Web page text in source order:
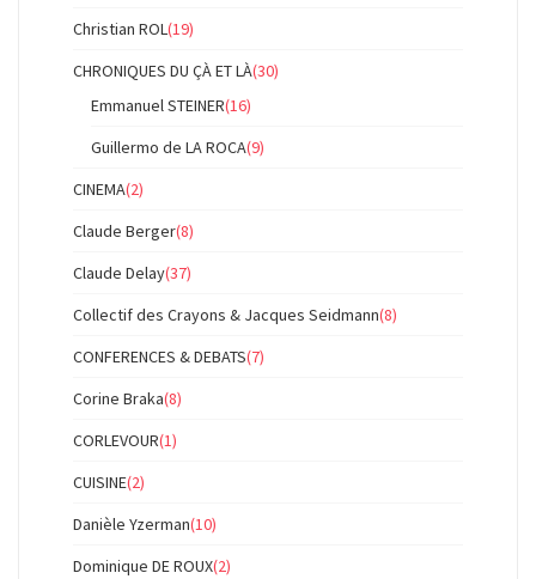
Christian ROL(19)
CHRONIQUES DU ÇÀ ET LÀ(30)
Emmanuel STEINER(16)
Guillermo de LA ROCA(9)
CINEMA(2)
Claude Berger(8)
Claude Delay(37)
Collectif des Crayons & Jacques Seidmann(8)
CONFERENCES & DEBATS(7)
Corine Braka(8)
CORLEVOUR(1)
CUISINE(2)
Danièle Yzerman(10)
Dominique DE ROUX(2)